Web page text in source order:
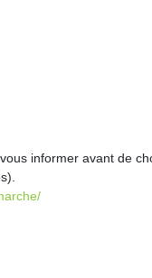
informer avant de